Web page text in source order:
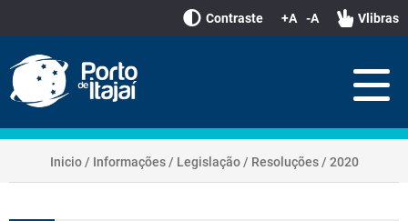
Contraste +A -A Vlibras
Inicio / Informações / Legislação / Resoluções / 2020